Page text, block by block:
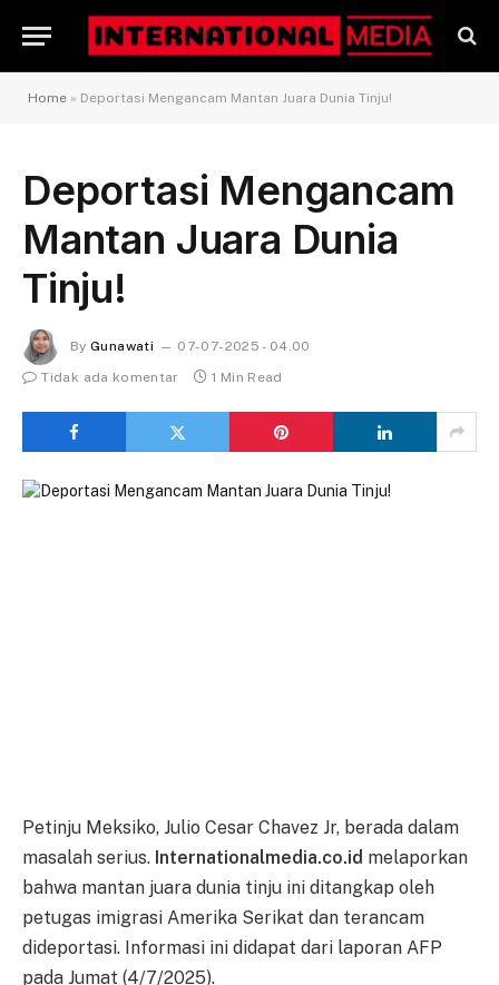
Home » Deportasi Mengancam Mantan Juara Dunia Tinju!
Deportasi Mengancam
Mantan Juara Dunia
Tinju!
By Gunawati
07-07-2025 - 04.00
Tidak ada komentar
1 Min Read
Petinju Meksiko, Julio Cesar Chavez Jr, berada dalam
masalah serius. Internationalmedia.co.id melaporkan
bahwa mantan juara dunia tinju ini ditangkap oleh
petugas imigrasi Amerika Serikat dan terancam
dideportasi. Informasi ini didapat dari laporan AFP
pada Jumat (4/7/2025).